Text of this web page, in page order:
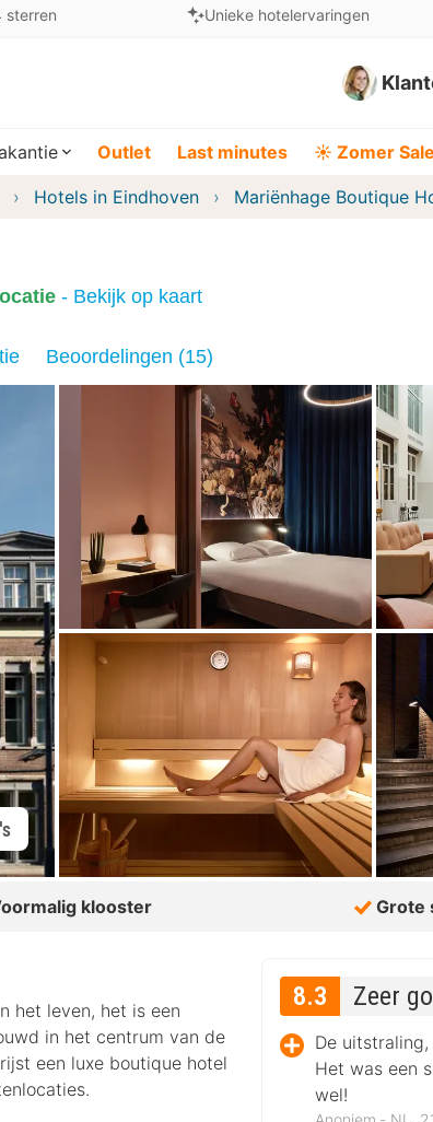
sterren Unieke hotelervaringen
Outlet Last minutes ☀️ Zomer Sale
Hotels in Eindhoven Mariënhage Boutique
- Bekijk op kaart
Beoordelingen (15)
klooster Grote
het leven, het is een
in het centrum van de
een luxe boutique hotel
8.3 Zeer
De
Het was een
wel!